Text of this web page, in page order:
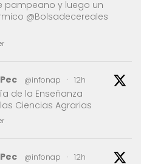
pampeano y luego un
@Bolsadecereales
@infonap · 12h
de la Enseñanza
Ciencias Agrarias
@infonap · 12h